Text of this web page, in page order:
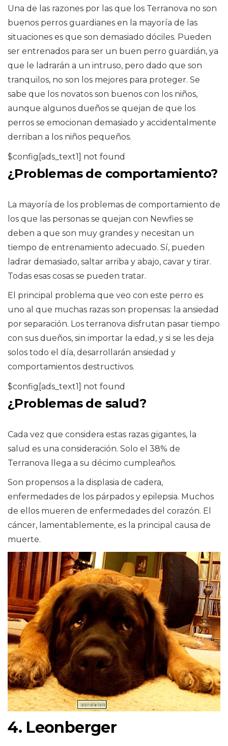
Una de las razones por las que los Terranova no son
buenos perros guardianes en la mayoría de las
situaciones es que son demasiado dóciles. Pueden
ser entrenados para ser un buen perro guardián, ya
que le ladrarán a un intruso, pero dado que son
tranquilos, no son los mejores para proteger. Se
sabe que los novatos son buenos con los niños,
aunque algunos dueños se quejan de que los
perros se emocionan demasiado y accidentalmente
derriban a los niños pequeños.
$config[ads_text1] not found
¿Problemas de comportamiento?
La mayoría de los problemas de comportamiento de
los que las personas se quejan con Newfies se
deben a que son muy grandes y necesitan un
tiempo de entrenamiento adecuado. Sí, pueden
ladrar demasiado, saltar arriba y abajo, cavar y tirar.
Todas esas cosas se pueden tratar.
El principal problema que veo con este perro es
uno al que muchas razas son propensas: la ansiedad
por separación. Los terranova disfrutan pasar tiempo
con sus dueños, sin importar la edad, y si se les deja
solos todo el día, desarrollarán ansiedad y
comportamientos destructivos.
$config[ads_text1] not found
¿Problemas de salud?
Cada vez que considera estas razas gigantes, la
salud es una consideración. Solo el 38% de
Terranova llega a su décimo cumpleaños.
Son propensos a la displasia de cadera,
enfermedades de los párpados y epilepsia. Muchos
de ellos mueren de enfermedades del corazón. El
cáncer, lamentablemente, es la principal causa de
muerte.
4. Leonberger